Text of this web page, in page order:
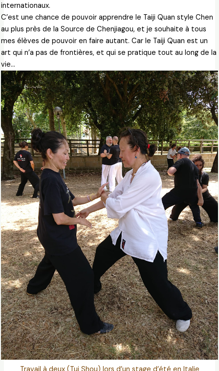
internationaux.
C’est une chance de pouvoir apprendre le Taiji Quan style Chen
au plus près de la Source de Chenjiagou, et je souhaite à tous
mes élèves de pouvoir en faire autant. Car le Taiji Quan est un
art qui n’a pas de frontières, et qui se pratique tout au long de la
vie…